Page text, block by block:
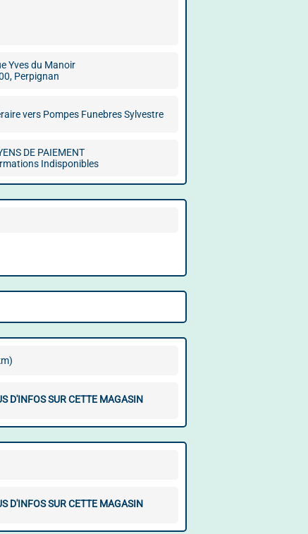
Yves du Manoir
Perpignan
vers Pompes Funebres Sylvestre
DE PAIEMENT
Indisponibles
D'INFOS SUR CETTE MAGASIN
D'INFOS SUR CETTE MAGASIN